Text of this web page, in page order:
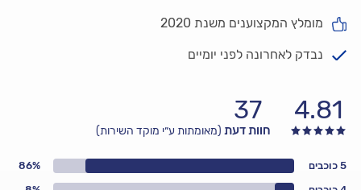
מומלץ המקצוענים משנת 2020
נבדק לאחרונה לפני יומיים
4.81
37
חוות דעת (מאומתות ע״י מוקד השירות)
5 כוכבים 86%